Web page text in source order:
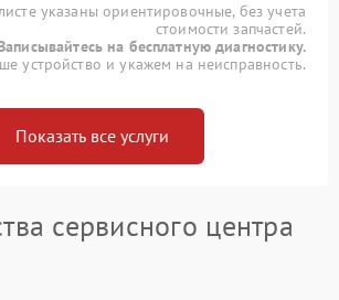
указаны ориентировочные, без учета
стоимости запчастей.
на бесплатную диагностику.
устройство и укажем на неисправность.
Показать все услуги
сервисного центра